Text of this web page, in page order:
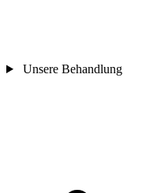
Unsere Behandlung